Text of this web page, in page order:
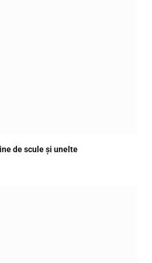
de scule și unelte